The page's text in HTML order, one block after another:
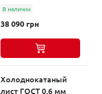
В наличии
38 090 грн
Холоднокатаный
лист ГОСТ 0,6 мм